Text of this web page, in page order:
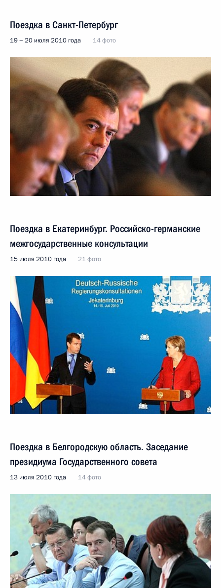
Поездка в Санкт-Петербург
19 − 20 июля 2010 года 14 фото
Поездка в Екатеринбург. Российско-германские
межгосударственные консультации
15 июля 2010 года 21 фото
Поездка в Белгородскую область. Заседание
президиума Государственного совета
13 июля 2010 года 14 фото